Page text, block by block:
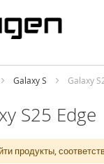
Galaxy S Galaxy
S25 Edge
продукты,